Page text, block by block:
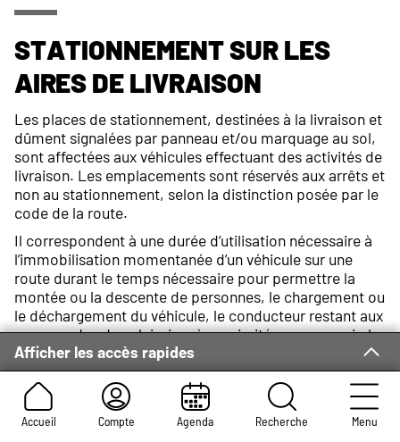
Accueil Compte Agenda Recherche Menu
Afficher les accès rapides
Stationnement sur les
aires de livraison
Les places de stationnement, destinées à la livraison et
dûment signalées par panneau et/ou marquage au sol,
sont affectées aux véhicules effectuant des activités de
livraison. Les emplacements sont réservés aux arrêts et
non au stationnement, selon la distinction posée par le
code de la route.
Il correspondent à une durée d’utilisation nécessaire à
l’immobilisation momentanée d’un véhicule sur une
route durant le temps nécessaire pour permettre la
montée ou la descente de personnes, le chargement ou
le déchargement du véhicule, le conducteur restant aux
commandes de celui-ci ou à proximité pour pouvoir, le
cas échéant, le déplacer. Leurs utilisateurs sont
exonérés du paiement de tout droit d’occupation
pendant les livraisons. Selon l’article R 417-10 du Code
de la Route le stationnement y est en conséquence
interdit et qualifié de gênant.